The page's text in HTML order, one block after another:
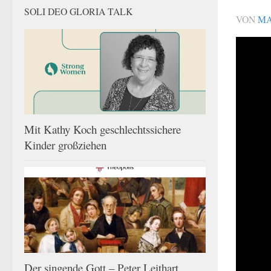
VON
SOLI DEO GLORIA TALK
Mit Kathy Koch geschlechtssichere
Kinder großziehen
Der singende Gott – Peter Leithart